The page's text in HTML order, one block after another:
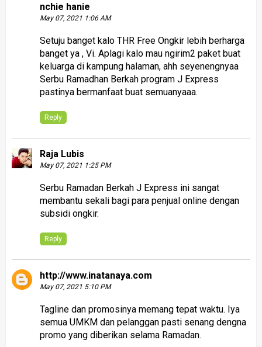
nchie hanie
May 07, 2021 1:06 AM
Setuju banget kalo THR Free Ongkir lebih berharga
banget ya , Vi. Aplagi kalo mau ngirim2 paket buat
keluarga di kampung halaman, ahh seyenengnyaa
Serbu Ramadhan Berkah program J Express
pastinya bermanfaat buat semuanyaaa.
Reply
Raja Lubis
May 07, 2021 1:25 PM
Serbu Ramadan Berkah J Express ini sangat
membantu sekali bagi para penjual online dengan
subsidi ongkir.
Reply
http://www.inatanaya.com
May 07, 2021 5:10 PM
Tagline dan promosinya memang tepat waktu. Iya
semua UMKM dan pelanggan pasti senang dengna
promo yang diberikan selama Ramadan.